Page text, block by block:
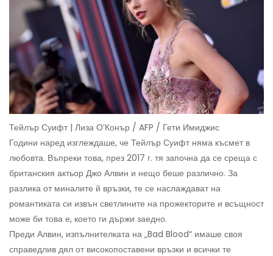
Тейлър Суифт | Лиза О’Конър / AFP / Гети Имиджис
Години наред изглеждаше, че Тейлър Суифт няма късмет в
любовта. Въпреки това, през 2017 г. тя започна да се среща с
британския актьор Джо Алвин и нещо беше различно. За
разлика от миналите й връзки, те се наслаждават на
романтиката си извън светлините на прожекторите и всъщност
може би това е, което ги държи заедно.
Преди Алвин, изпълнителката на „Bad Blood“ имаше своя
справедлив дял от високопоставени връзки и всички те